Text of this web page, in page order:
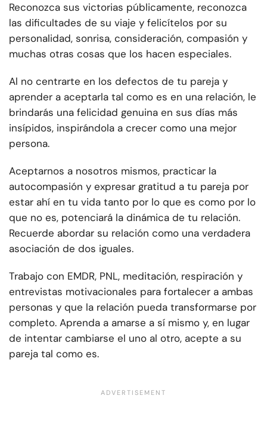
Reconozca sus victorias públicamente, reconozca
las dificultades de su viaje y felicítelos por su
personalidad, sonrisa, consideración, compasión y
muchas otras cosas que los hacen especiales.
Al no centrarte en los defectos de tu pareja y
aprender a aceptarla tal como es en una relación, le
brindarás una felicidad genuina en sus días más
insípidos, inspirándola a crecer como una mejor
persona.
Aceptarnos a nosotros mismos, practicar la
autocompasión y expresar gratitud a tu pareja por
estar ahí en tu vida tanto por lo que es como por lo
que no es, potenciará la dinámica de tu relación.
Recuerde abordar su relación como una verdadera
asociación de dos iguales.
Trabajo con EMDR, PNL, meditación, respiración y
entrevistas motivacionales para fortalecer a ambas
personas y que la relación pueda transformarse por
completo. Aprenda a amarse a sí mismo y, en lugar
de intentar cambiarse el uno al otro, acepte a su
pareja tal como es.